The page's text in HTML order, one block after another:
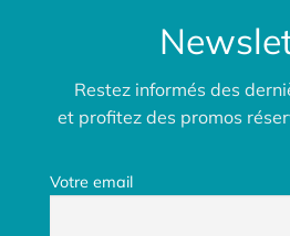
Restez informés des
et profitez des promos
Votre email